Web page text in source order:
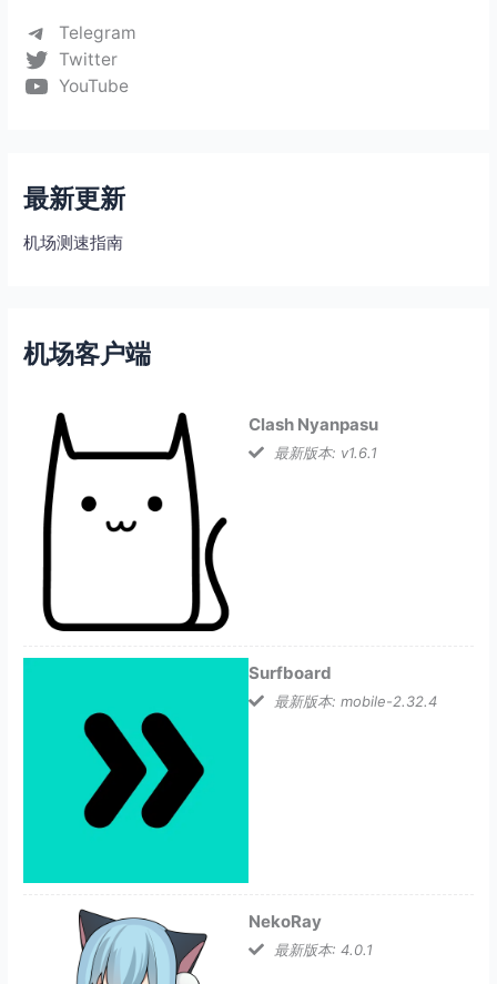
Telegram
Twitter
YouTube
最新更新
机场测速指南
机场客户端
Clash Nyanpasu
最新版本: v1.6.1
Surfboard
最新版本: mobile-2.32.4
NekoRay
最新版本: 4.0.1